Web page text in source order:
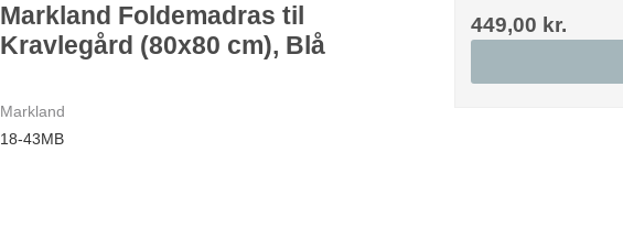
Markland Foldemadras til
Kravlegård (80x80 cm), Blå
Markland
18-43MB
449,00 kr.